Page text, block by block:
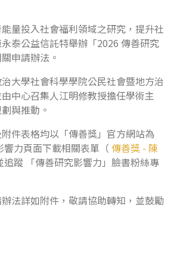
量投入社會福利領域之研究，提升社
泰公益信託特舉辦「2026 傳善研究
申請辦法。
大學社會科學學院公民社會暨地方治
中心召集人江明修教授擔任學術主
與推動。
件表格均以「傳善獎」官方網站為
力頁面下載相關表單（ 傳善獎 - 陳
追蹤 「傳善研究影響力」臉書粉絲專
法詳如附件，敬請協助轉知，並鼓勵